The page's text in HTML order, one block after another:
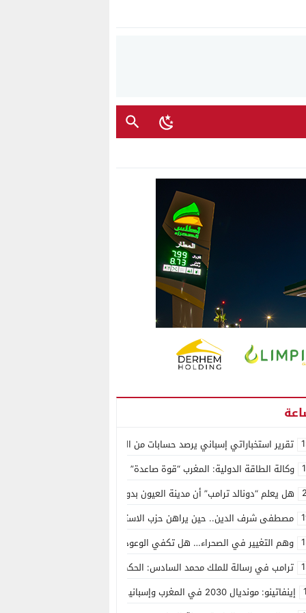
تقرير استخباراتي إسباني يرصد حسابات من الجزائر وأرقاما بـ”213+” ضمن حملة رقمية منظمة حرّضت على اقتحام سبتة
وكالة الطاقة الدولية: المغرب “قوة صاعدة” في سوق المعادن الاستراتيجية
هل يعلم “دونالد ترامب” أن مدينة العيون بدون ماء؟
مصطفى شرف الدين.. حين يراهن حزب الاستقلال على الكفاءة ويمنح الشباب
وهم التغيير في الصحراء… هل تكفي الوعود الفارغة لصناعة الواقع؟
ترامب في رسالة للملك محمد السادس: الحكم الذاتي هو الأساس الوحيد لحل
إينفاتينو: مونديال 2030 في المغرب وإسبانيا والبرتغال سيكون “الأجمل في التاريخ”